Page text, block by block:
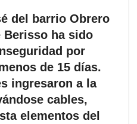
del barrio Obrero
Berisso ha sido
por
de 15 días.
ingresaron a la
cables,
elementos del